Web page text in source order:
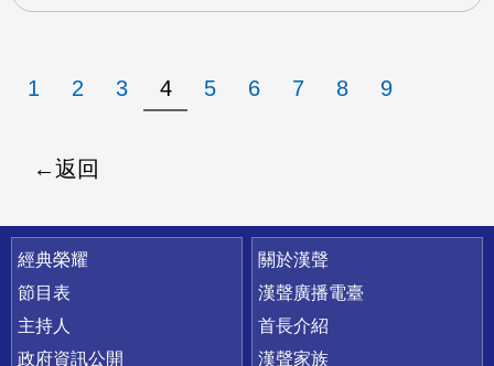
1 2 3 4 5 6 7 8 9
返回
快速連結
經典榮耀
節目表
主持人
政府資訊公開
關於漢聲
漢聲廣播電臺
首長介紹
漢聲家族